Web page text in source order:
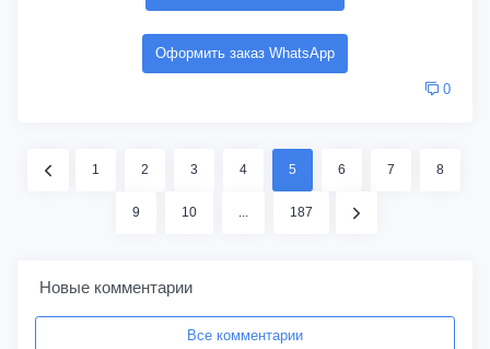
Оформить заказ WhatsApp
0
1 2 3 4 5 6 7 8
9 10 ... 187
Новые комментарии
Все комментарии